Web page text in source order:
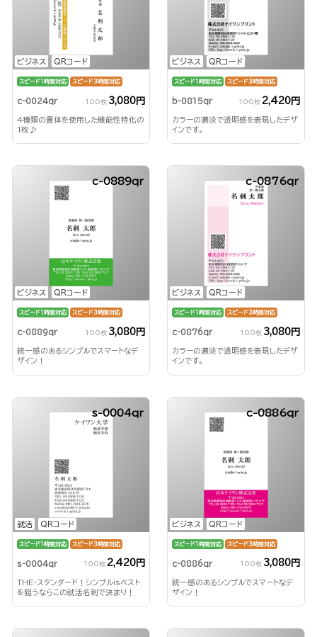
ビジネス QRコード
スピード1時間対応 スピード3時間対応
c-0024qr 100枚 3,080円
4種類の書体を使用した機能性特化の
1枚♪
ビジネス QRコード
スピード1時間対応 スピード3時間対応
b-0815qr 100枚 2,420円
カラーの濃淡で透明感を表現したデザ
インです。
ビジネス QRコード
c-0889qr
スピード1時間対応 スピード3時間対応
c-0889qr 100枚 3,080円
統一感のあるシンプルでスマートなデ
ザイン！
ビジネス QRコード
c-0876qr
スピード1時間対応 スピード3時間対応
c-0876qr 100枚 3,080円
カラーの濃淡で透明感を表現したデザ
インです。
就活 QRコード
s-0004qr
スピード1時間対応 スピード3時間対応
s-0004qr 100枚 2,420円
THE・スタンダード！シンプルisベスト
を狙うならこの就活名刺で決まり！
ビジネス QRコード
c-0886qr
スピード1時間対応 スピード3時間対応
c-0886qr 100枚 3,080円
統一感のあるシンプルでスマートなデ
ザイン！